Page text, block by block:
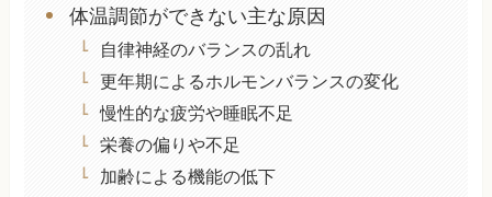
体温調節ができない主な原因
自律神経のバランスの乱れ
更年期によるホルモンバランスの変化
慢性的な疲労や睡眠不足
栄養の偏りや不足
加齢による機能の低下